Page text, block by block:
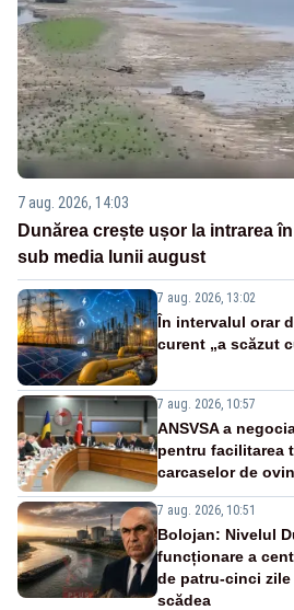
7 aug. 2026, 14:03
Dunărea crește ușor la intrarea
sub media lunii august
7 aug. 2026, 13:02
În intervalul orar
curent „a scăzut
7 aug. 2026, 10:57
ANSVSA a
pentru facilitarea
carcaselor de
7 aug. 2026, 10:51
Bolojan: Nivelul
funcționare a
de patru-cinci
scădea